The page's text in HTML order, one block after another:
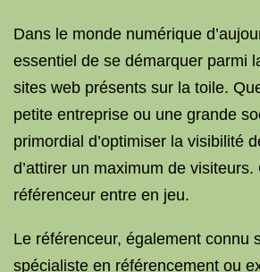
Dans le monde numérique
essentiel de se démarquer parmi
sites web présents sur la toile.
petite entreprise ou une grande
primordial d’optimiser la visibilité
d’attirer un maximum de visiteurs.
référenceur entre en jeu.
Le référenceur, également connu
spécialiste en référencement ou